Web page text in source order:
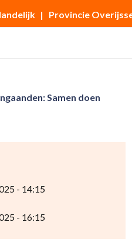
| Provincie
Samen doen
- 14:15
- 16:15